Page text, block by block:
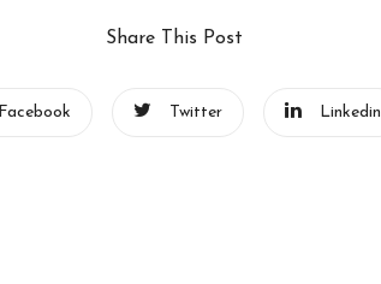
Share This Post
Facebook Twitter Linkedin